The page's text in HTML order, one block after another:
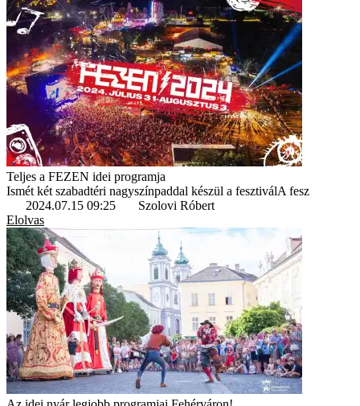
Teljes a FEZEN idei programja
Ismét két szabadtéri nagyszínpaddal készül a fesztiválA fesz
2024.07.15 09:25
Szolovi Róbert
Elolvas